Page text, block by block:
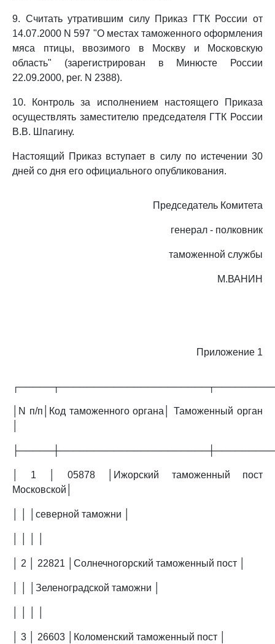
9. Считать утратившим силу Приказ ГТК России от
14.07.2000 N 597 "О местах таможенного оформления
мяса птицы, ввозимого в Москву и Московскую
область" (зарегистрирован в Минюсте России
22.09.2000, рег. N 2388).
10. Контроль за исполнением настоящего Приказа
осуществлять заместителю председателя ГТК России
В.В. Шпагину.
Настоящий Приказ вступает в силу по истечении 30
дней со дня его официального опубликования.
Председатель Комитета
генерал - полковник
таможенной службы
М.ВАНИН
Приложение 1
│N п/п│Код таможенного органа│ Таможенный орган
│ 1 │ 05878 │Ижорский таможенный пост
Московской│
│ │ │северной таможни │
│ 2 │ 22821 │Солнечногорский таможенный пост │
│ │ │Зеленоградской таможни │
│ 3 │ 26603 │Коломенский таможенный пост │